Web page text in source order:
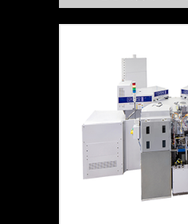
提供应用过程中化学刻
子诱导刻蚀的既简单又
括故